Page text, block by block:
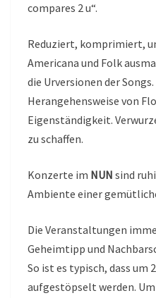
compares 2 u“.
Reduziert, komprimiert,
Americana und Folk
die Urversionen der
Herangehensweise von
Eigenständigkeit.
zu schaffen.
Konzerte im NUN sind
Ambiente einer
Die Veranstaltungen
Geheimtipp und
So ist es typisch, dass um
aufgestöpselt werden.